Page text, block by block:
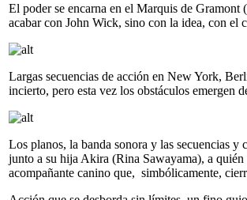
El poder se encarna en el Marquis de
acabar con John Wick, sino con la idea, con el
Largas secuencias de acción en New York,
incierto, pero esta vez los obstáculos emergen
Los planos, la banda sonora y las secuencias
junto a su hija Akira (Rina Sawayama), a
acompañante canino que, simbólicamente,